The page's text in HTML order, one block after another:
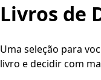
Livros de
Uma seleção para
livro e decidir com